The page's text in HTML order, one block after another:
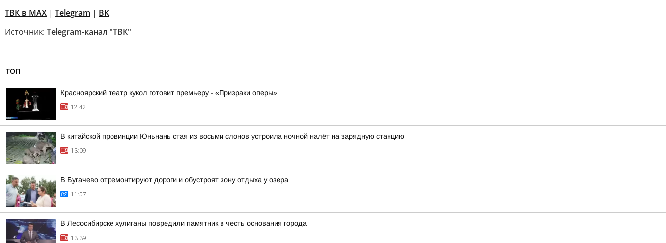
ТВК в MAX | Telegram | ВК
Источник: Telegram-канал "ТВК"
ТОП
Красноярский театр кукол готовит премьеру - «Призраки оперы»
12:42
В китайской провинции Юньнань стая из восьми слонов устроила ночной налёт на зарядную станцию
13:09
В Бугачево отремонтируют дороги и обустроят зону отдыха у озера
11:57
В Лесосибирске хулиганы повредили памятник в честь основания города
13:39